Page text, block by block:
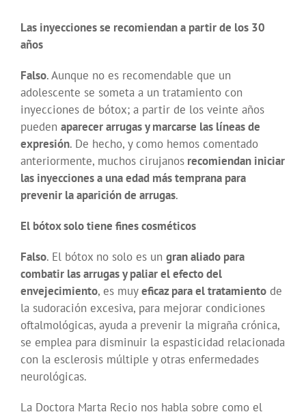
Las inyecciones se recomiendan a partir de los 30
años
Falso. Aunque no es recomendable que un
adolescente se someta a un tratamiento con
inyecciones de bótox; a partir de los veinte años
pueden aparecer arrugas y marcarse las líneas de
expresión. De hecho, y como hemos comentado
anteriormente, muchos cirujanos recomiendan iniciar
las inyecciones a una edad más temprana para
prevenir la aparición de arrugas.
El bótox solo tiene fines cosméticos
Falso. El bótox no solo es un gran aliado para
combatir las arrugas y paliar el efecto del
envejecimiento, es muyeficaz para el tratamiento de
la sudoración excesiva, para mejorar condiciones
oftalmológicas, ayuda a prevenir la migraña crónica,
se emplea para disminuir la espasticidad relacionada
con la esclerosis múltiple y otras enfermedades
neurológicas.
La Doctora Marta Recio nos habla sobre como el